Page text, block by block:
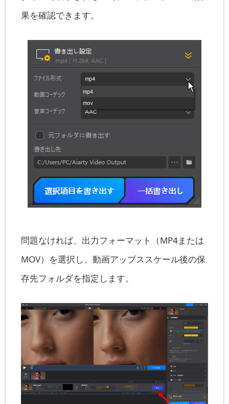
果を確認できます。
問題なければ、出力フォーマット（MP4または
MOV）を選択し、動画アップススケール後の保
存先フォルダを指定します。